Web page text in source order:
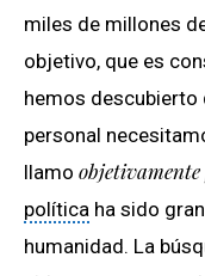
miles de millones
objetivo, que es
hemos descubierto
personal
llamo
política ha sido
humanidad. La